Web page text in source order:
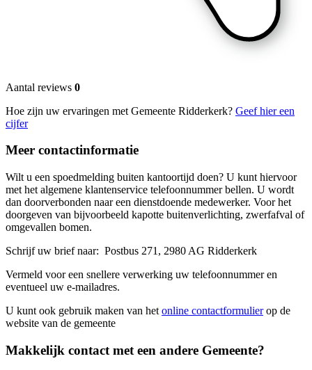
Aantal reviews 0
Hoe zijn uw ervaringen met Gemeente Ridderkerk? Geef hier een
cijfer
Meer contactinformatie
Wilt u een spoedmelding buiten kantoortijd doen? U kunt hiervoor
met het algemene klantenservice telefoonnummer bellen. U wordt
dan doorverbonden naar een dienstdoende medewerker. Voor het
doorgeven van bijvoorbeeld kapotte buitenverlichting, zwerfafval of
omgevallen bomen.
Schrijf uw brief naar: Postbus 271, 2980 AG Ridderkerk
Vermeld voor een snellere verwerking uw telefoonnummer en
eventueel uw e-mailadres.
U kunt ook gebruik maken van het online contactformulierop de
website van de gemeente
Makkelijk contact met een andere Gemeente?